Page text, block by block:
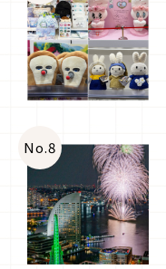
No.8